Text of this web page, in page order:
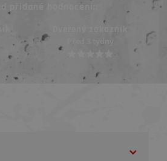
přidané hodnocení::